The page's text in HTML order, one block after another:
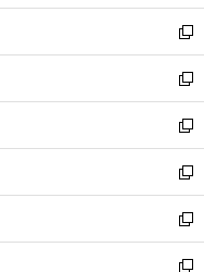
ウ
ィ
ン
ド
ウ
で
開
く
し
い
ウ
ィ
ン
ド
ウ
で
開
く
新
し
い
ウ
ィ
ン
ド
ウ
で
開
く
新
し
い
ウ
ィ
ン
ド
ウ
で
新
し
い
ウ
ィ
ン
ド
新
し
い
ウ
ィ
新
し